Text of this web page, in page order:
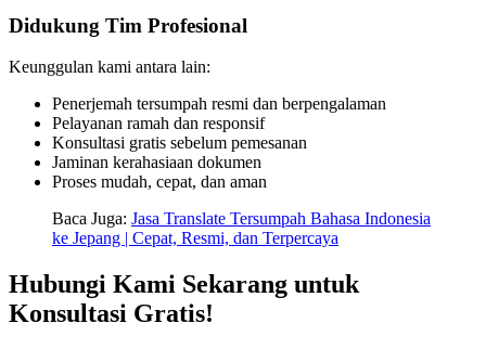
Didukung Tim Profesional
Keunggulan kami antara lain:
Penerjemah tersumpah resmi dan berpengalaman
Pelayanan ramah dan responsif
Konsultasi gratis sebelum pemesanan
Jaminan kerahasiaan dokumen
Proses mudah, cepat, dan aman
Baca Juga: Jasa Translate Tersumpah Bahasa Indonesia
ke Jepang | Cepat, Resmi, dan Terpercaya
Hubungi Kami Sekarang untuk
Konsultasi Gratis!